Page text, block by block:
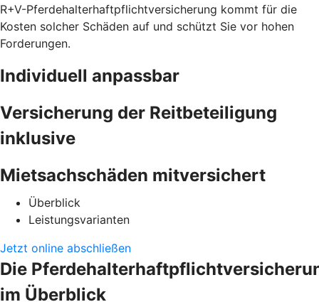
R+V-Pferdehalterhaftpflichtversicherung kommt für die
Kosten solcher Schäden auf und schützt Sie vor hohen
Forderungen.
Individuell anpassbar
Versicherung der Reitbeteiligung
inklusive
Mietsachschäden mitversichert
Überblick
Leistungsvarianten
Jetzt online abschließen
Die
im Überblick